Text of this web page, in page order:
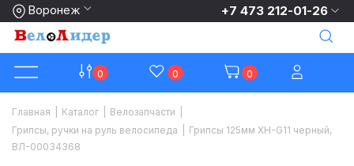
Воронеж +7 473 212-01-26
0 0 0
Главная Каталог Велозапчасти
Грипсы, ручки на руль велосипеда
Грипсы 125мм XH-G11 черный,
ВЛ-00034368